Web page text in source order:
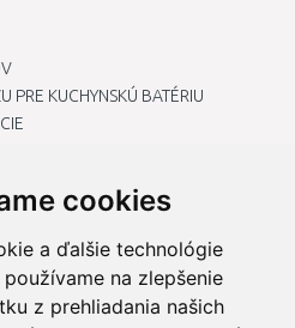
cookies
a ďalšie technológie
na zlepšenie
z prehliadania našich
PRE KUCHYNSKÚ BATÉRIU